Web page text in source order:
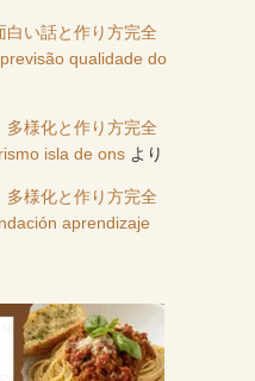
白い話と作り方完全
previsão qualidade do
多様化と作り方完全
isla de ons より
多様化と作り方完全
aprendizaje